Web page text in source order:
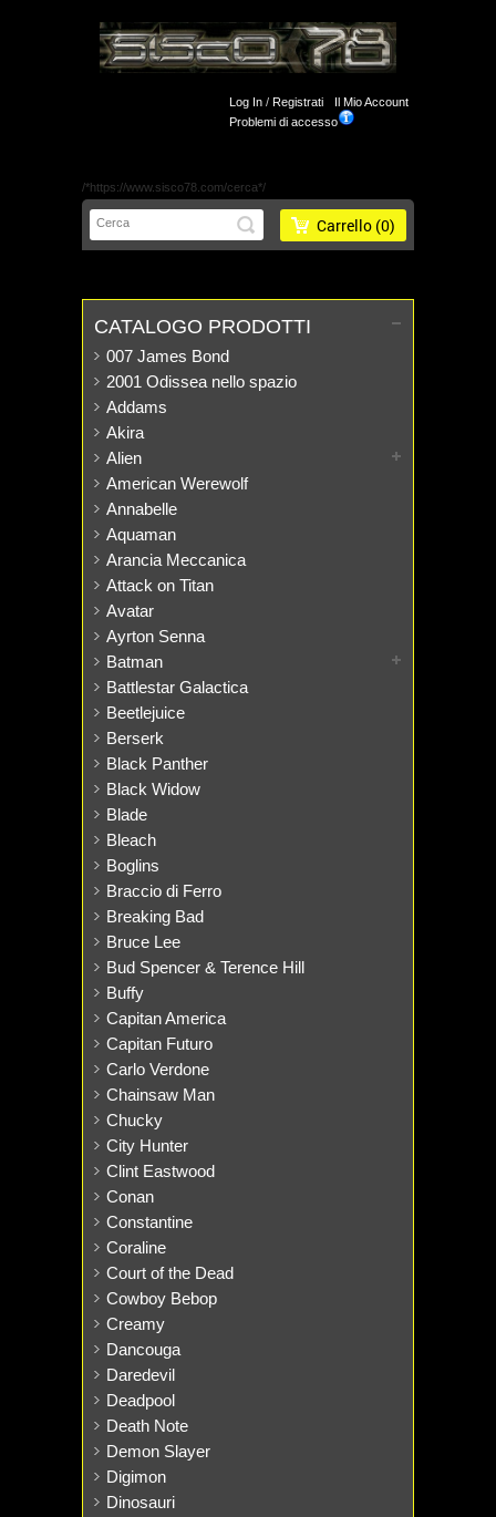
/*https://www.sisco78.com/cerca*/
Log In / Registrati
Il Mio Account
Problemi di accesso
Carrello (0)
CATALOGO PRODOTTI
007 James Bond
2001 Odissea nello spazio
Addams
Akira
Alien
American Werewolf
Annabelle
Aquaman
Arancia Meccanica
Attack on Titan
Avatar
Ayrton Senna
Batman
Battlestar Galactica
Beetlejuice
Berserk
Black Panther
Black Widow
Blade
Bleach
Boglins
Braccio di Ferro
Breaking Bad
Bruce Lee
Bud Spencer & Terence Hill
Buffy
Capitan America
Capitan Futuro
Carlo Verdone
Chainsaw Man
Chucky
City Hunter
Clint Eastwood
Conan
Constantine
Coraline
Court of the Dead
Cowboy Bebop
Creamy
Dancouga
Daredevil
Deadpool
Death Note
Demon Slayer
Digimon
Dinosauri